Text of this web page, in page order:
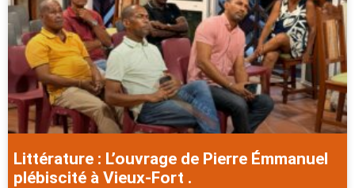
Littérature : L’ouvrage de Pierre Émmanuel
plébiscité à Vieux-Fort .